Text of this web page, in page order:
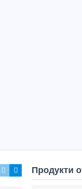
Продукти